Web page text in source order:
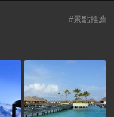
#景點推薦